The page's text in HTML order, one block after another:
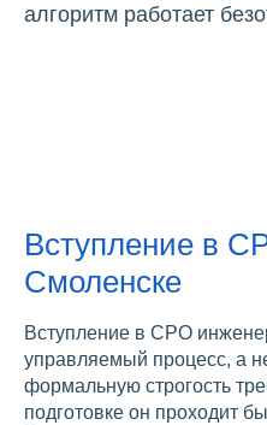
алгоритм работает
Вступление в
Смоленске
Вступление в СРО
управляемый процесс, а
формальную строгость
подготовке он проходит